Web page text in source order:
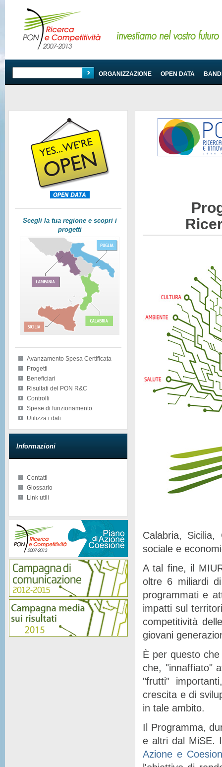
PROGRAMMA ORGANIZZAZIONE OPEN DATA
Scegli la tua regione e scopri i
progetti
Avanzamento Spesa Certificata
Progetti
Beneficiari
Risultati del PON R&C
Controlli
Spese di funzionamento
Utilizza i dati
Informazioni
Contatti
Glossario
Link utili
Calabria, Sicilia,
sociale e
A tal fine, il
oltre 6 miliardi
programmati e
impatti sul
competitività
giovani
È per questo
che, "innaffiato"
"frutti"
crescita e di
in tale ambito.
Il Programma,
e altri dal MiSE.
Azione e